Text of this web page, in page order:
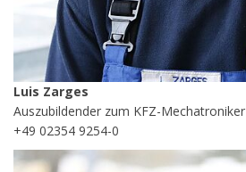
Luis Zarges
Auszubildender zum KFZ-Mechatroniker
+49 02354 9254-0